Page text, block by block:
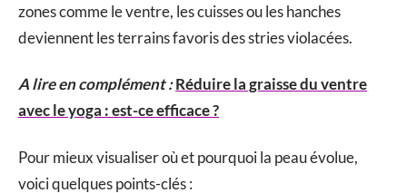
zones comme le ventre, les cuisses ou les hanches
deviennent les terrains favoris des stries violacées.
A lire en complément :Réduire la graisse du ventre
avec le yoga : est-ce efficace ?
Pour mieux visualiser où et pourquoi la peau évolue,
voici quelques points-clés :